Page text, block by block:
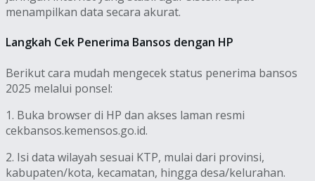
menampilkan data secara akurat.
Langkah Cek Penerima Bansos dengan HP
Berikut cara mudah mengecek status penerima bansos
2025 melalui ponsel:
1. Buka browser di HP dan akses laman resmi
cekbansos.kemensos.go.id.
2. Isi data wilayah sesuai KTP, mulai dari provinsi,
kabupaten/kota, kecamatan, hingga desa/kelurahan.